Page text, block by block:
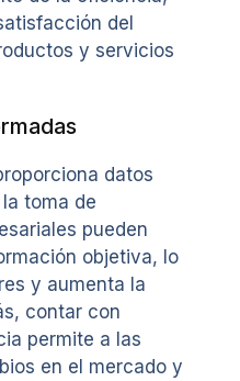
del
y servicios
datos
toma de
pueden
objetiva, lo
y aumenta la
contar con
permite a las
en el mercado y